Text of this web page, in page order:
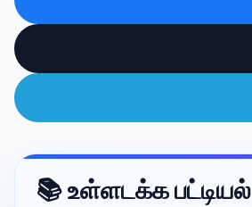
📚 உள்ளடக்க பட்டியல்